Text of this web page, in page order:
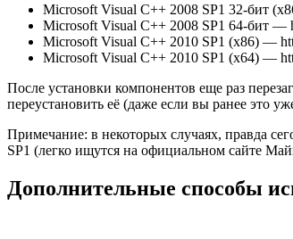
Microsoft Visual C++ 2008 SP1 32-бит
Microsoft Visual C++ 2008 SP1 64-бит —
Microsoft Visual C++ 2010 SP1 (x86) —
Microsoft Visual C++ 2010 SP1 (x64) —
После установки компонентов еще раз
переустановить её (даже если вы ранее это
Примечание: в некоторых случаях, правда
SP1 (легко ищутся на официальном сайте
Дополнительные способы